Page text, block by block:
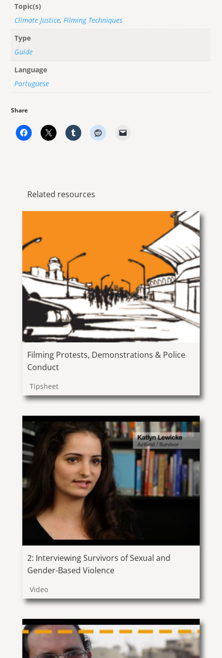
Topic(s)
Climate Justice,Filming Techniques
Type
Guide
Language
Portuguese
Share
Related resources
Filming Protests, Demonstrations & Police
Conduct
Tipsheet
2: Interviewing Survivors of Sexual and
Gender-Based Violence
Video